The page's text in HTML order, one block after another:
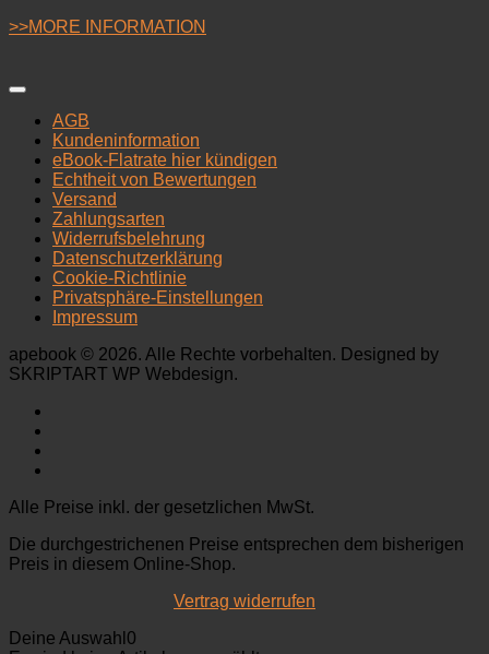
>>MORE INFORMATION
AGB
Kundeninformation
eBook-Flatrate hier kündigen
Echtheit von Bewertungen
Versand
Zahlungsarten
Widerrufsbelehrung
Datenschutzerklärung
Cookie-Richtlinie
Privatsphäre-Einstellungen
Impressum
apebook © 2026. Alle Rechte vorbehalten. Designed by
SKRIPTART WP Webdesign.
Alle Preise inkl. der gesetzlichen MwSt.
Die durchgestrichenen Preise entsprechen dem bisherigen
Preis in diesem Online-Shop.
Vertrag widerrufen
Deine Auswahl 0